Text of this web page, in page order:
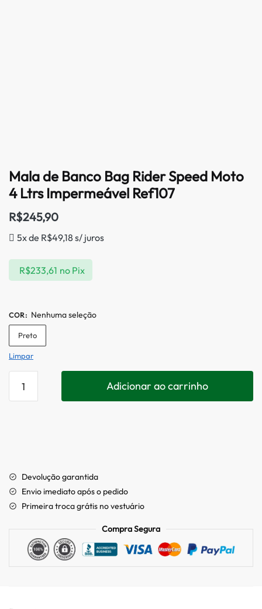
Mala de Banco Bag Rider Speed Moto
4 Ltrs Impermeável Ref107
R$245,90
5x de R$49,18 s/ juros
R$233,61 no Pix
COR: Nenhuma seleção
Preto
Limpar
Adicionar ao carrinho
Devolução garantida
Envio imediato após o pedido
Primeira troca grátis no vestuário
Compra Segura